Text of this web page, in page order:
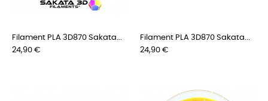
Filament PLA 3D870 Sakata...
Preis
24,90 €
Filament PLA 3D870 Sakata...
Preis
24,90 €